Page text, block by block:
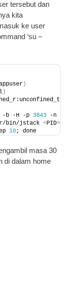
tersebut dan
kita
ke user
‘su –
)
)
-b -H -p 3843 -n
bin/jstack <PID>
10; done
masa 30
di dalam home